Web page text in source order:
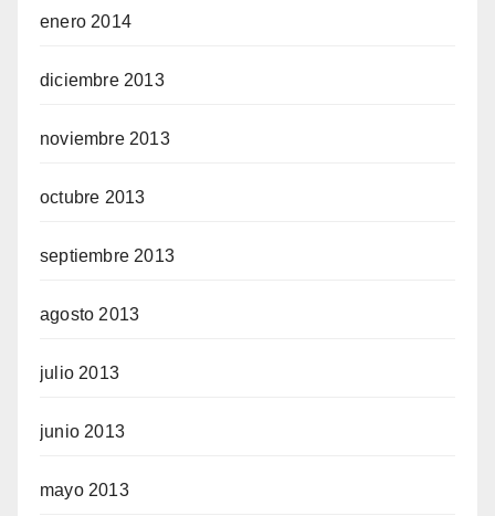
enero 2014
diciembre 2013
noviembre 2013
octubre 2013
septiembre 2013
agosto 2013
julio 2013
junio 2013
mayo 2013